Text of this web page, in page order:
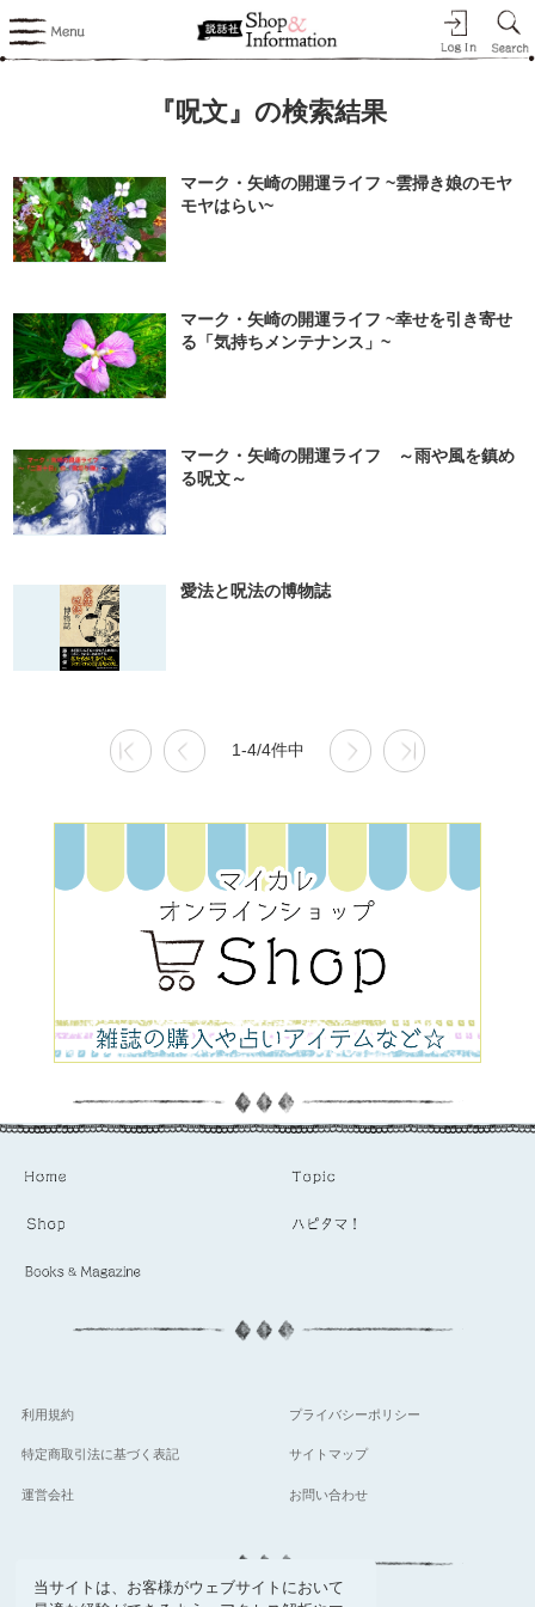
当サイトは、お客様がウェブサイトにおいて
『呪文』の検索結果
マーク・矢崎の開運ライフ ~雲掃き娘のモヤ
モヤはらい~
マーク・矢崎の開運ライフ ~幸せを引き寄せ
る「気持ちメンテナンス」~
マーク・矢崎の開運ライフ ～雨や風を鎮め
る呪文～
愛法と呪法の博物誌
1-4/4件中
利用規約 プライバシーポリシー
特定商取引法に基づく表記 サイトマップ
運営会社 お問い合わせ